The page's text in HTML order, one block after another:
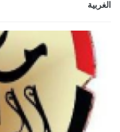
الغربية